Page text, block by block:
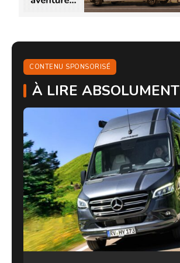
CONTENU SPONSORISÉ
À LIRE ABSOLUMENT